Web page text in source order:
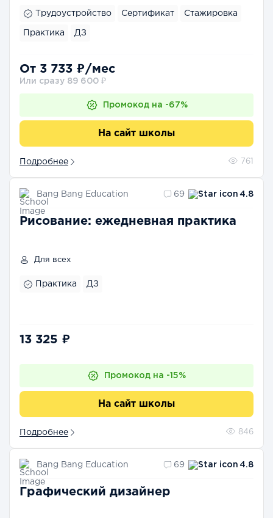
Трудоустройство Сертификат Стажировка
Практика ДЗ
От 3 733 ₽/мес
Или сразу 89 600 ₽
Промокод на -67%
На сайт школы
Подробнее 761
Bang Bang Education 69 4.8
Рисование: ежедневная практика
Для всех
Практика ДЗ
13 325 ₽
Промокод на -15%
На сайт школы
Подробнее 846
Bang Bang Education 69 4.8
Графический дизайнер